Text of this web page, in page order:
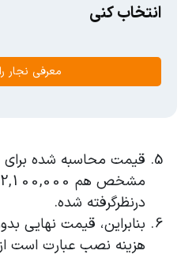
انتخاب کنی
معرفی نجار
درنظرگرفته شده.
بنابراین، قیمت نهایی
هزینه نصب عبارت است